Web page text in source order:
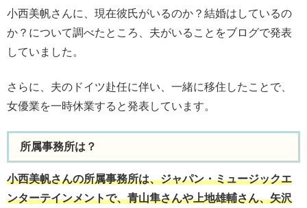
小西美帆さんに、現在彼氏がいるのか？結婚はしているの
か？について調べたところ、夫がいることをブログで発表
していました。
さらに、夫のドイツ赴任に伴い、一緒に移住したことで、
女優業を一時休業すると発表しています。
所属事務所は？
小西美帆さんの所属事務所は、ジャパン・ミュージックエ
ンターテインメントで、青山隼さんや上地雄輔さん、矢沢